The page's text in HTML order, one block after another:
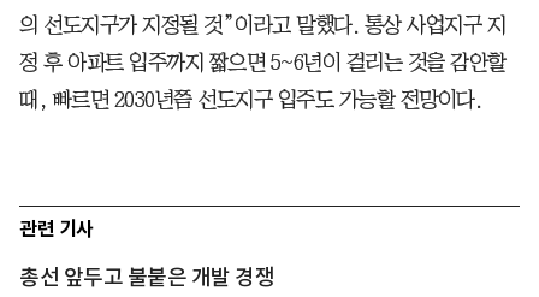
의 선도지구가 지정될 것”이라고 말했다. 통상 사업지구 지
정 후 아파트 입주까지 짧으면 5~6년이 걸리는 것을 감안할
때, 빠르면 2030년쯤 선도지구 입주도 가능할 전망이다.
관련 기사
총선 앞두고 불붙은 개발 경쟁